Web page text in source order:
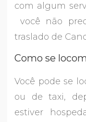
com algum
você não
traslado de
Como se
Você pode se
ou de taxi,
estiver